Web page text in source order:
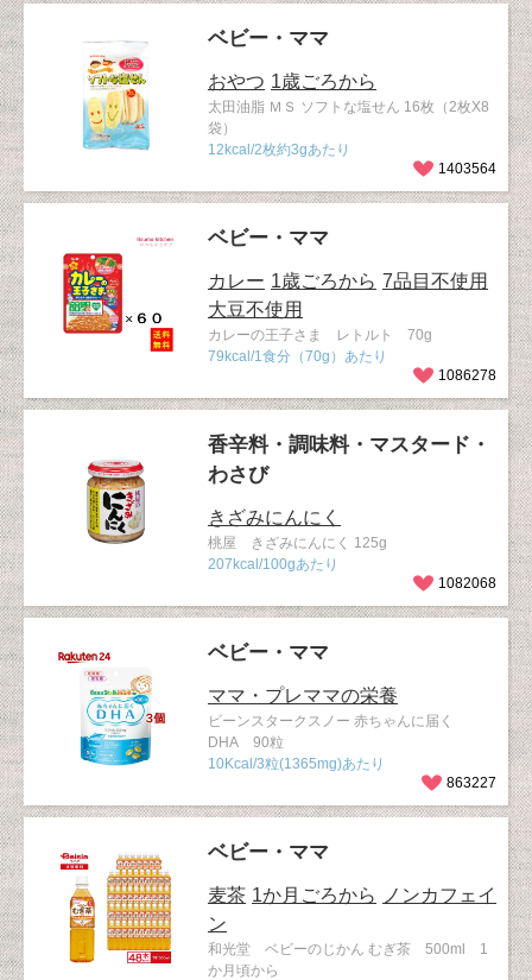
ベビー・ママ
おやつ 1歳ごろから
太田油脂 ＭＳ ソフトな塩せん 16枚（2枚X8
袋）
12kcal/2枚約3gあたり
1403564
ベビー・ママ
カレー 1歳ごろから 7品目不使用
大豆不使用
カレーの王子さま レトルト 70g
79kcal/1食分（70g）あたり
1086278
香辛料・調味料・マスタード・
わさび
きざみにんにく
桃屋 きざみにんにく 125g
207kcal/100gあたり
1082068
ベビー・ママ
ママ・プレママの栄養
ビーンスタークスノー 赤ちゃんに届く
DHA 90粒
10Kcal/3粒(1365mg)あたり
863227
ベビー・ママ
麦茶 1か月ごろから
ノンカフェイ
ン
和光堂 ベビーのじかん むぎ茶 500ml 1
か月頃から